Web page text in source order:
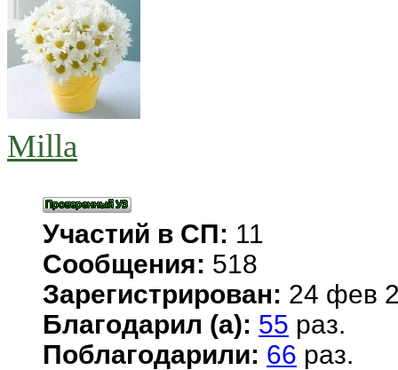
Milla
Участий в СП: 11
Сообщения: 518
Зарегистрирован: 24 фев
Благодарил (а): 55 раз.
Поблагодарили: 66 раз.